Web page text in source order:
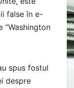
false în e-
“Washington
spus fostul
despre